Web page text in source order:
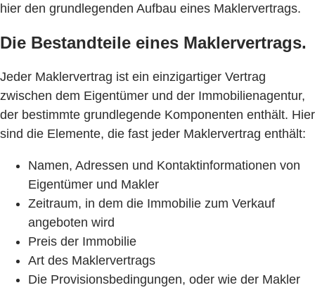
hier den grundlegenden Aufbau eines Maklervertrags.
Die Bestandteile eines Maklervertrags.
Jeder Maklervertrag ist ein einzigartiger Vertrag
zwischen dem Eigentümer und der Immobilienagentur,
der bestimmte grundlegende Komponenten enthält. Hier
sind die Elemente, die fast jeder Maklervertrag enthält:
Namen, Adressen und Kontaktinformationen von
Eigentümer und Makler
Zeitraum, in dem die Immobilie zum Verkauf
angeboten wird
Preis der Immobilie
Art des Maklervertrags
Die Provisionsbedingungen, oder wie der Makler